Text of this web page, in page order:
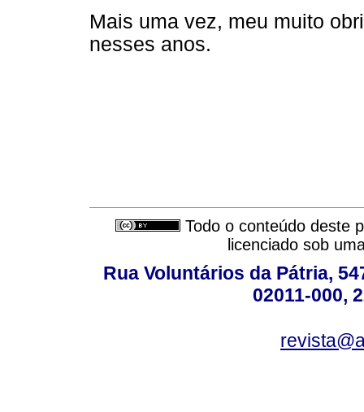
Mais uma vez, meu muito
nesses anos.
Todo o conteúdo deste
licenciado sob
Rua Voluntários da Pátria,
02011-000,